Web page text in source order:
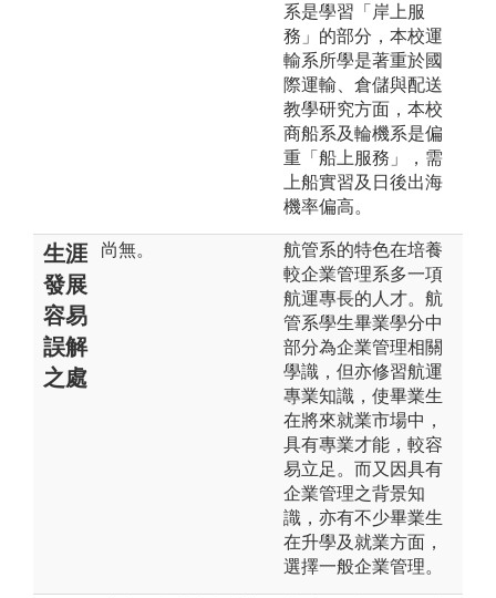
系是學習「岸上服
務」的部分，本校運
輸系所學是著重於國
際運輸、倉儲與配送
教學研究方面，本校
商船系及輪機系是偏
重「船上服務」，需
上船實習及日後出海
機率偏高。
生涯
發展
容易
誤解
之處
尚無。
航管系的特色在培養
較企業管理系多一項
航運專長的人才。航
管系學生畢業學分中
部分為企業管理相關
學識，但亦修習航運
專業知識，使畢業生
在將來就業市場中，
具有專業才能，較容
易立足。而又因具有
企業管理之背景知
識，亦有不少畢業生
在升學及就業方面，
選擇一般企業管理。